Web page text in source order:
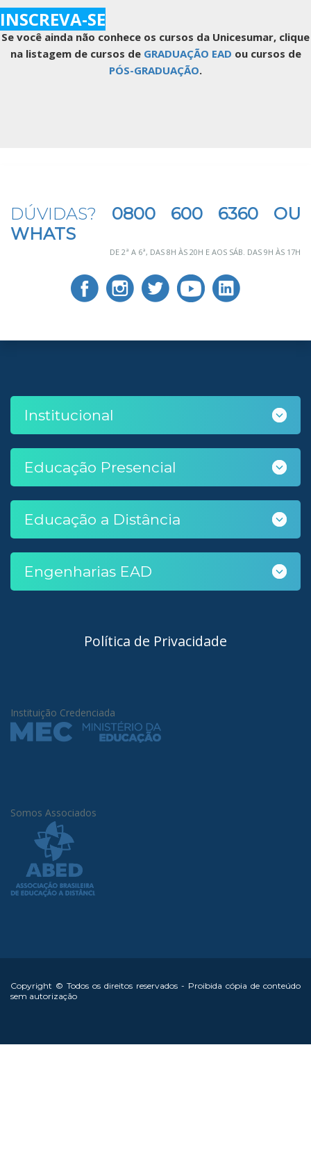
INSCREVA-SE
Se você ainda não conhece os cursos da Unicesumar, clique
na listagem de cursos de GRADUAÇÃO EAD ou cursos de
PÓS-GRADUAÇÃO.
DÚVIDAS? 0800 600 6360 OU
WHATS
DE 2ª A 6ª, DAS 8H ÀS 20H E AOS SÁB. DAS 9H ÀS 17H
Institucional
Educação Presencial
Educação a Distância
Engenharias EAD
Política de Privacidade
Instituição Credenciada
Somos Associados
Copyright © Todos os direitos reservados - Proibida cópia de conteúdo
sem autorização